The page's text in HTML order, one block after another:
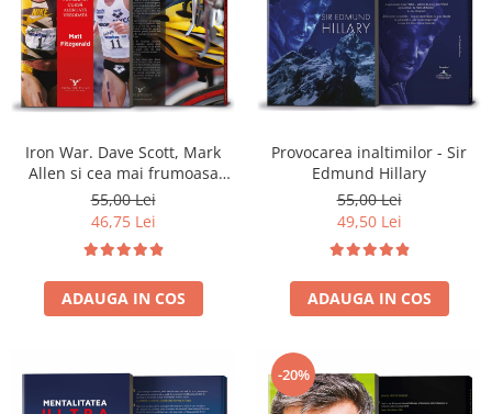
Iron War. Dave Scott, Mark
Allen si cea mai frumoasa
cursa alergata vreodata - Matt
Fitzgerald
55,00 Lei
46,75 Lei
ADAUGA IN COS
Provocarea inaltimilor - Sir
Edmund Hillary
55,00 Lei
49,50 Lei
ADAUGA IN COS
-20%